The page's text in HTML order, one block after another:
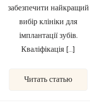
забезпечити найкращий
вибір клініки для
імплантації зубів.
Кваліфікація […]
Читать статью